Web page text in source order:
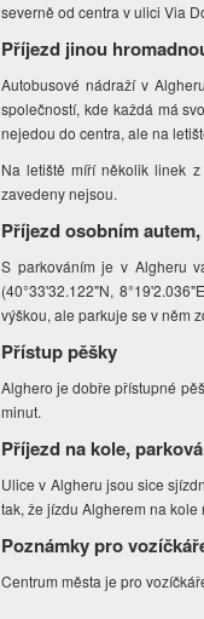
severně od centra v ulici Via
Příjezd jinou
Autobusové nádraží v
společností, kde každá má
nejedou do centra, ale na
Na letiště míří několik linek
zavedeny nejsou.
Příjezd osobním
S parkováním je v Algheru
(40°33'32.122"N,
výškou, ale parkuje se v něm
Přístup pěšky
Alghero je dobře přístupné
minut.
Příjezd na kole,
Ulice v Algheru jsou sice
tak, že jízdu Algherem na
Poznámky pro
Centrum města je pro